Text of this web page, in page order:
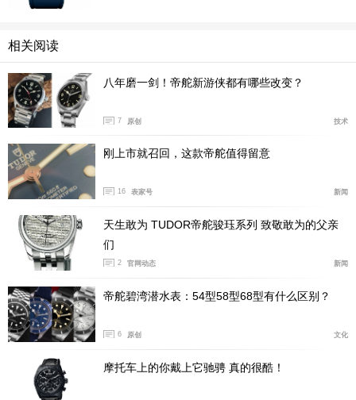
壳、表圈以及表扣均采用钛金属材质，重量更轻，佩戴舒
适度也更高。机芯搭载的是TH20-11自动上链机芯，振频
之外，还配备日期显示，100米防水也足以满足日常生活
中的各种使用场景。整体来看，这款摩纳哥凭借几十年来
积累下来的经典设计，以及不断升级的材质和机芯性能，
让它始终保持着很高的人气。如果你想买一只与众不同，
同时又拥有深厚赛车文化背景的计时腕表，那摩纳哥无疑
是非常好的选择。
IWC万国表飞行员系列IW388120
相关阅读
八年磨一剑！帝舵新游侠都有哪些改变？
7 原创 技术
刚上市就召回，这款帝舵值得留意
16 表家号 新闻
天生敢为 TUDOR帝舵骏珏系列 致敬敢为的父亲
们
2 官网动态 新闻
帝舵碧湾潜水表：54型58型68型有什么区别？
6 原创 文化
摩托车上的你戴上它驰骋 真的很酷！